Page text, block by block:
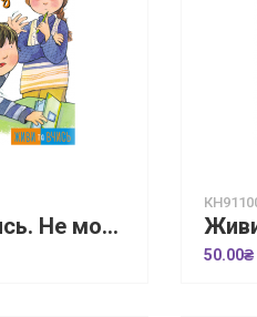
Живи та вчись. Не можу сидіти на місці
50.00₴